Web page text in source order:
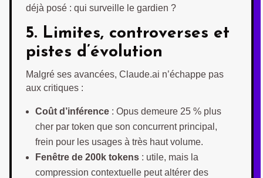
déjà posé : qui surveille le gardien ?
5. Limites, controverses et
pistes d’évolution
Malgré ses avancées, Claude.ai n’échappe pas
aux critiques :
Coût d’inférence : Opus demeure 25 % plus
cher par token que son concurrent principal,
frein pour les usages à très haut volume.
Fenêtre de 200k tokens : utile, mais la
compression contextuelle peut altérer des